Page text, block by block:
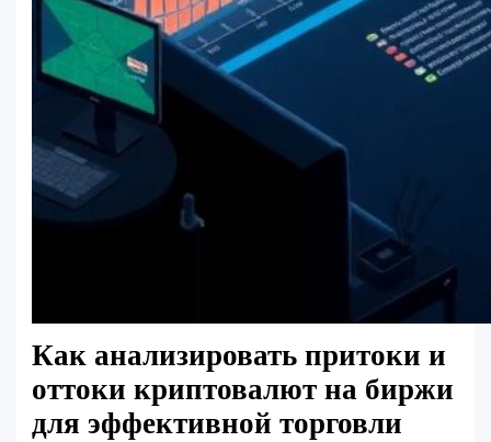
Как анализировать притоки и
оттоки криптовалют на биржи
для эффективной торговли